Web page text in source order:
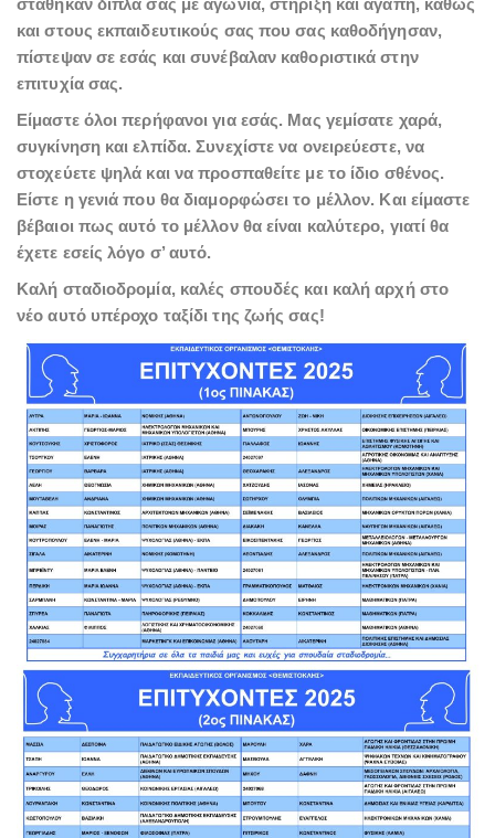
στάθηκαν δίπλα σας με αγωνία, στήριξη και αγάπη, καθώς
και στους εκπαιδευτικούς σας που σας καθοδήγησαν,
πίστεψαν σε εσάς και συνέβαλαν καθοριστικά στην
επιτυχία σας.
Είμαστε όλοι περήφανοι για εσάς. Μας γεμίσατε χαρά,
συγκίνηση και ελπίδα. Συνεχίστε να ονειρεύεστε, να
στοχεύετε ψηλά και να προσπαθείτε με το ίδιο σθένος.
Είστε η γενιά που θα διαμορφώσει το μέλλον. Και είμαστε
βέβαιοι πως αυτό το μέλλον θα είναι καλύτερο, γιατί θα
έχετε εσείς λόγο σ’ αυτό.
Καλή σταδιοδρομία, καλές σπουδές και καλή αρχή στο
νέο αυτό υπέροχο ταξίδι της ζωής σας!